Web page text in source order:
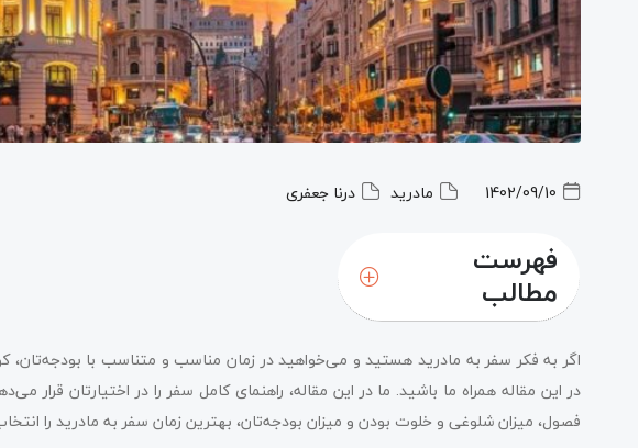
1402/09/10 مادرید درنا جعفری
فهرست
مطالب
اگر به فکر سفر به مادرید هستید و می‌خواهید در زمان مناسب و متناسب با بودجه‌تان،
در این مقاله همراه ما باشید. ما در این مقاله، راهنمای کامل سفر را در اختیارتان قرار
فصول، میزان شلوغی و خلوت بودن و میزان بودجه‌تان، بهترین زمان سفر به مادرید را